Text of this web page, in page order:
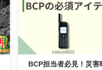
BCP担当者必見！災